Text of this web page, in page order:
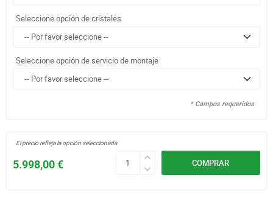
Seleccione opción de cristales
Seleccione opción de servicio de montaje
* Campos requeridos
COMPRAR
5.998,00 €
El precio refleja la opción seleccionada